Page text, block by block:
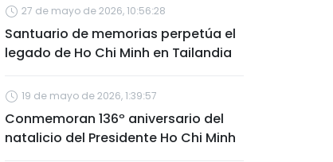
27 de mayo de 2026, 10:56:28
Santuario de memorias perpetúa el
legado de Ho Chi Minh en Tailandia
19 de mayo de 2026, 1:39:57
Conmemoran 136º aniversario del
natalicio del Presidente Ho Chi Minh